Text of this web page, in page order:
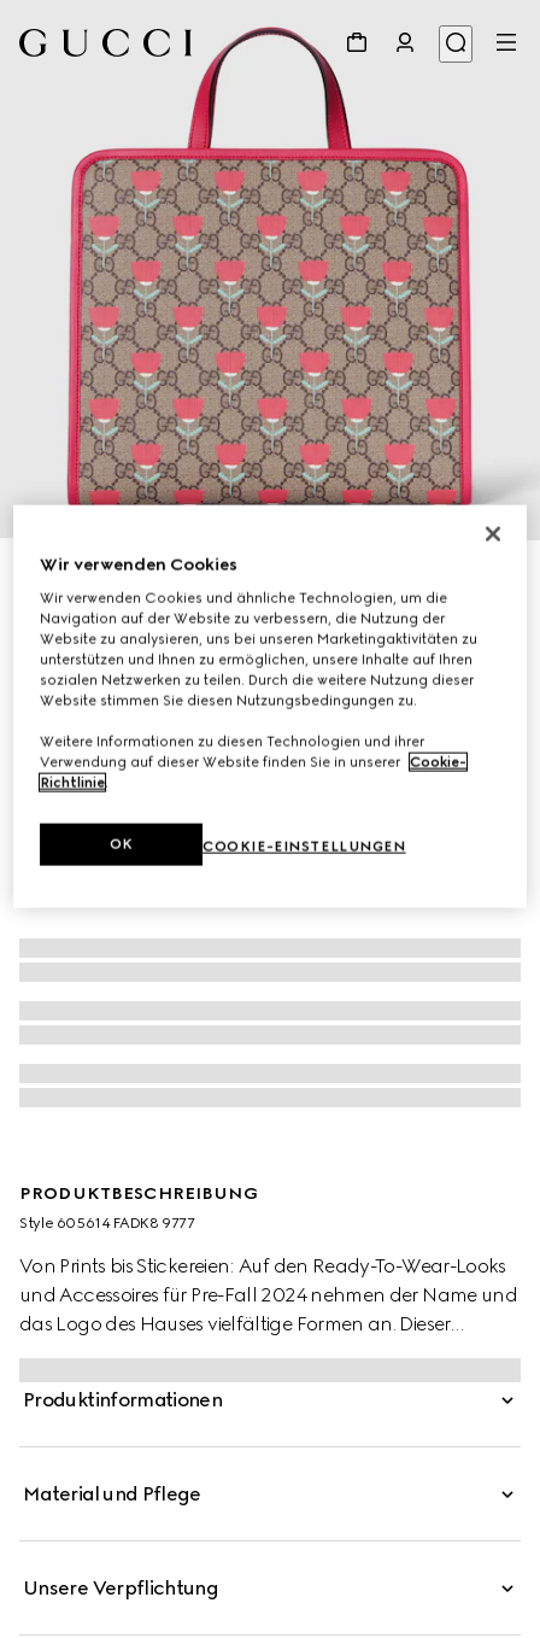
Kinder-Shopper mit Blumen-Print
CHF 700
Variantenbeige- und ebenholzfarbener GG Supreme
PRODUKTBESCHREIBUNG
Style ‎605614 FADK8 9777
Von Prints bis Stickereien: Auf den Ready-To-Wear-Looks
und Accessoires für Pre-Fall 2024 nehmen der Name und
das Logo des Hauses vielfältige Formen an. Dieser
strukturierte Shopper ist aus GG Supreme gefertigt und
mit einem detailreichen Blumen-Print versehen.
Produktinformationen
Material und Pflege
Unsere Verpflichtung
Wir verwenden Cookies
Wir verwenden Cookies und ähnliche Technologien, um die
Navigation auf der Website zu verbessern, die Nutzung der
Website zu analysieren, uns bei unseren Marketingaktivitäten zu
unterstützen und Ihnen zu ermöglichen, unsere Inhalte auf Ihren
sozialen Netzwerken zu teilen. Durch die weitere Nutzung dieser
Website stimmen Sie diesen Nutzungsbedingungen zu.
Weitere Informationen zu diesen Technologien und ihrer
Verwendung auf dieser Website finden Sie in unserer Cookie-
Richtlinie.
COOKIE-EINSTELLUNGEN
OK